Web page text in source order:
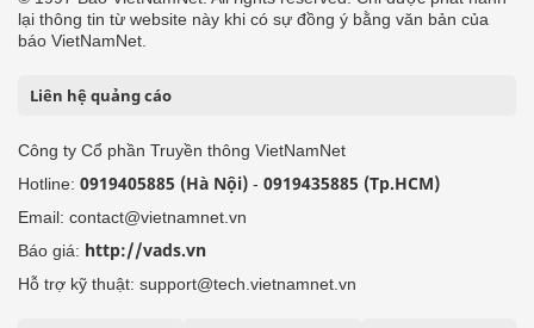
lại thông tin từ website này khi có sự đồng ý bằng văn bản của
báo VietNamNet.
Liên hệ quảng cáo
Công ty Cổ phần Truyền thông VietNamNet
Hotline: 0919405885 (Hà Nội) - 0919435885 (Tp.HCM)
Email: contact@vietnamnet.vn
Báo giá: http://vads.vn
Hỗ trợ kỹ thuật: support@tech.vietnamnet.vn